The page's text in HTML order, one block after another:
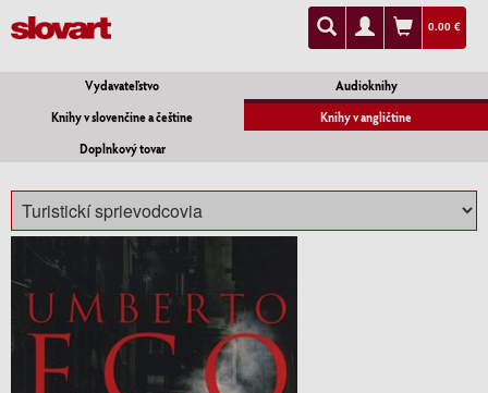
0.00 €
Vydavateľstvo
Audioknihy
Knihy v slovenčine a češtine
Knihy v angličtine
Doplnkový tovar